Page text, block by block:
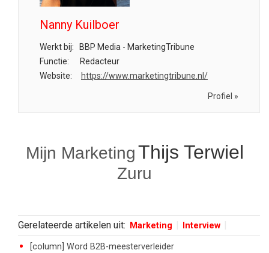
Nanny Kuilboer
Werkt bij:
BBP Media - MarketingTribune
Functie:
Redacteur
Website:
https://www.marketingtribune.nl/
Profiel »
Mijn MarketingThijs Terwiel
Zuru
Gerelateerde artikelen uit: Marketing Interview
[column] Word B2B-meesterverleider